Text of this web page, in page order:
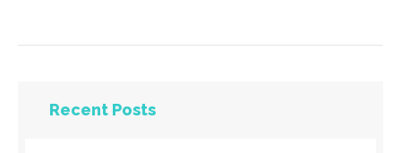
Recent Posts